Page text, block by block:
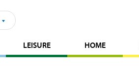
LEISURE HOME